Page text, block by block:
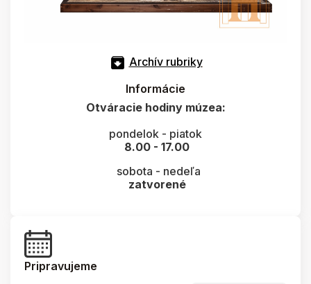
Archív rubriky
Informácie
Otváracie hodiny múzea:
pondelok - piatok
8.00 - 17.00
sobota - nedeľa
zatvorené
Pripravujeme